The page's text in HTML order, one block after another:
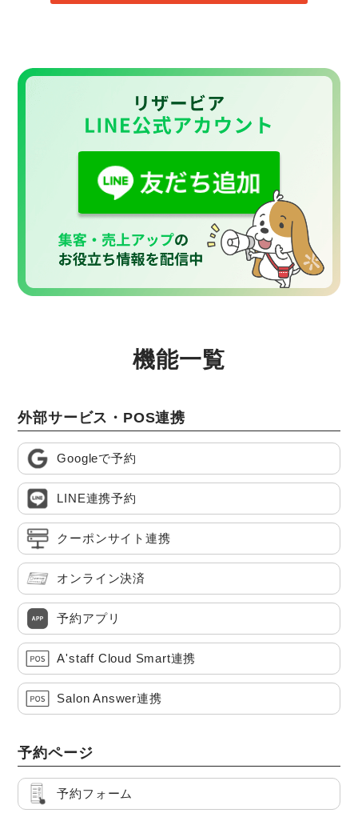
機能一覧
外部サービス・POS連携
Googleで予約
LINE連携予約
クーポンサイト連携
オンライン決済
予約アプリ
A'staff Cloud Smart連携
Salon Answer連携
予約ページ
予約フォーム